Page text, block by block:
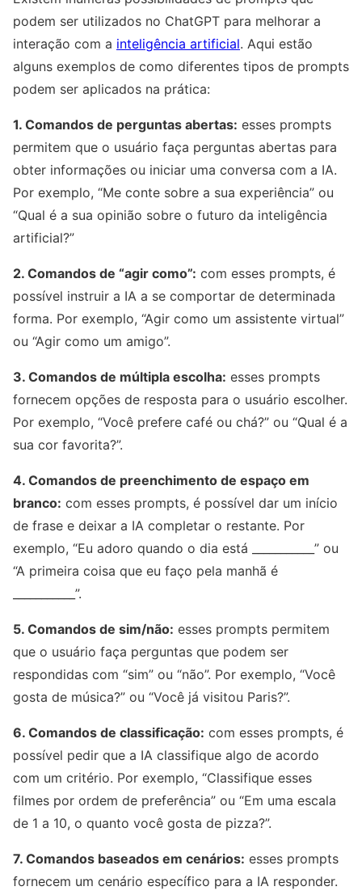
podem ser utilizados no ChatGPT para melhorar a
interação com a inteligência artificial. Aqui estão
alguns exemplos de como diferentes tipos de prompts
podem ser aplicados na prática:
1. Comandos de perguntas abertas: esses prompts
permitem que o usuário faça perguntas abertas para
obter informações ou iniciar uma conversa com a IA.
Por exemplo, “Me conte sobre a sua experiência” ou
“Qual é a sua opinião sobre o futuro da inteligência
artificial?”
2. Comandos de “agir como”: com esses prompts, é
possível instruir a IA a se comportar de determinada
forma. Por exemplo, “Agir como um assistente virtual”
ou “Agir como um amigo”.
3. Comandos de múltipla escolha: esses prompts
fornecem opções de resposta para o usuário escolher.
Por exemplo, “Você prefere café ou chá?” ou “Qual é a
sua cor favorita?”.
4. Comandos de preenchimento de espaço em
branco: com esses prompts, é possível dar um início
de frase e deixar a IA completar o restante. Por
exemplo, “Eu adoro quando o dia está ___________” ou
“A primeira coisa que eu faço pela manhã é
___________”.
5. Comandos de sim/não: esses prompts permitem
que o usuário faça perguntas que podem ser
respondidas com “sim” ou “não”. Por exemplo, “Você
gosta de música?” ou “Você já visitou Paris?”.
6. Comandos de classificação: com esses prompts, é
possível pedir que a IA classifique algo de acordo
com um critério. Por exemplo, “Classifique esses
filmes por ordem de preferência” ou “Em uma escala
de 1 a 10, o quanto você gosta de pizza?”.
7. Comandos baseados em cenários: esses prompts
fornecem um cenário específico para a IA responder.